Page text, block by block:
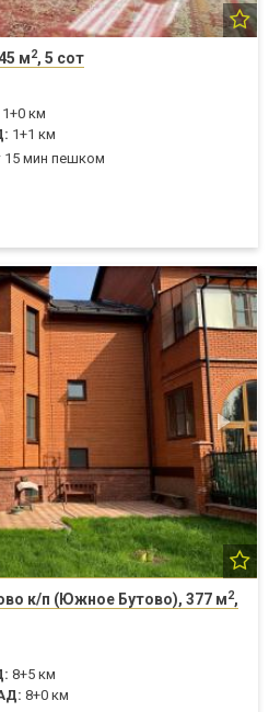
м2, 5 сот
1+0 км
1+1 км
15 мин пешком
к/п (Южное Бутово), 377 м2,
8+5 км
8+0 км